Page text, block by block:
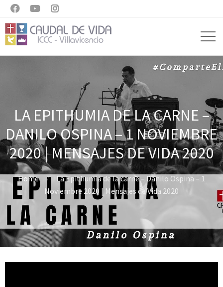
  
LA EPITHUMIA DE LA CARNE –
DANILO OSPINA – 1 NOVIEMBRE
2020 | MENSAJES DE VIDA 2020
Home
La Epithumia de la carne – Danilo Ospina – 1
Noviembre 2020 | Mensajes de Vida 2020